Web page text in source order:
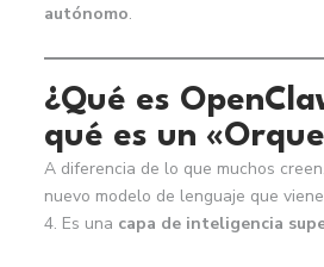
autónomo.
¿Qué es
qué es un
A diferencia de lo que muchos
nuevo modelo de lenguaje que
4. Es una capa de inteligencia